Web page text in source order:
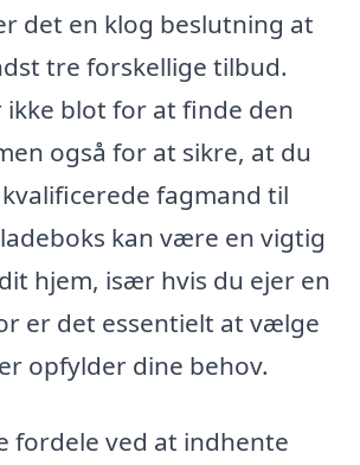
det en klog beslutning at
tre forskellige tilbud.
blot for at finde den
også for at sikre, at du
fagmand til
kan være en vigtig
hjem, især hvis du ejer en
er det essentielt at vælge
opfylder dine behov.
fordele ved at indhente